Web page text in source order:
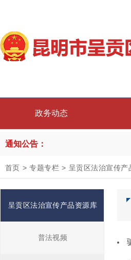
政务动态
通知公告：
首页 > 专题专栏 > 呈贡区法治宣传产
呈贡区法治宣传产品资源库
普法视频